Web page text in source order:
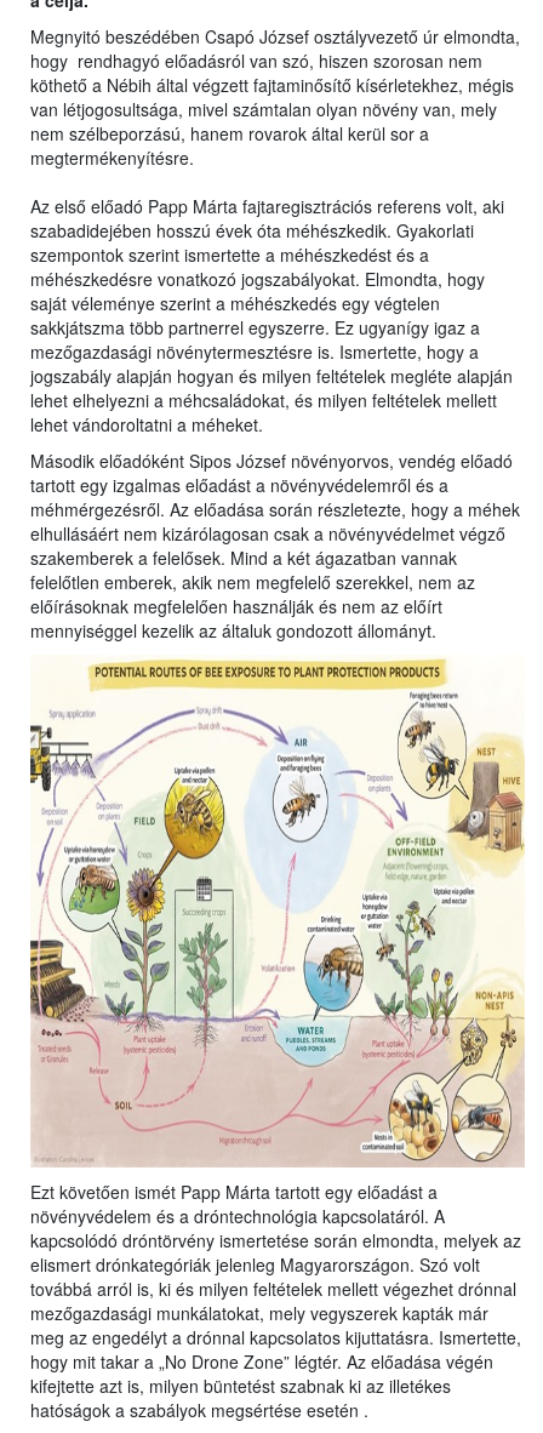
Megnyitó beszédében Csapó József osztályvezető úr elmondta,
hogy rendhagyó előadásról van szó, hiszen szorosan nem
köthető a Nébih által végzett fajtaminősítő kísérletekhez, mégis
van létjogosultsága, mivel számtalan olyan növény van, mely
nem szélbeporzású, hanem rovarok által kerül sor a
megtermékenyítésre.
Az első előadó Papp Márta fajtaregisztrációs referens volt, aki
szabadidejében hosszú évek óta méhészkedik. Gyakorlati
szempontok szerint ismertette a méhészkedést és a
méhészkedésre vonatkozó jogszabályokat. Elmondta, hogy
saját véleménye szerint a méhészkedés egy végtelen
sakkjátszma több partnerrel egyszerre. Ez ugyanígy igaz a
mezőgazdasági növénytermesztésre is. Ismertette, hogy a
jogszabály alapján hogyan és milyen feltételek megléte alapján
lehet elhelyezni a méhcsaládokat, és milyen feltételek mellett
lehet vándoroltatni a méheket.
Második előadóként Sipos József növényorvos, vendég előadó
tartott egy izgalmas előadást a növényvédelemről és a
méhmérgezésről. Az előadása során részletezte, hogy a méhek
elhullásáért nem kizárólagosan csak a növényvédelmet végző
szakemberek a felelősek. Mind a két ágazatban vannak
felelőtlen emberek, akik nem megfelelő szerekkel, nem az
előírásoknak megfelelően használják és nem az előírt
mennyiséggel kezelik az általuk gondozott állományt.
Ezt követően ismét Papp Márta tartott egy előadást a
növényvédelem és a dróntechnológia kapcsolatáról. A
kapcsolódó dróntörvény ismertetése során elmondta, melyek az
elismert drónkategóriák jelenleg Magyarországon. Szó volt
továbbá arról is, ki és milyen feltételek mellett végezhet drónnal
mezőgazdasági munkálatokat, mely vegyszerek kapták már
meg az engedélyt a drónnal kapcsolatos kijuttatásra. Ismertette,
hogy mit takar a „No Drone Zone” légtér. Az előadása végén
kifejtette azt is, milyen büntetést szabnak ki az illetékes
hatóságok a szabályok megsértése esetén .